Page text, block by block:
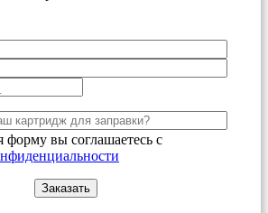
форму вы соглашаетесь с